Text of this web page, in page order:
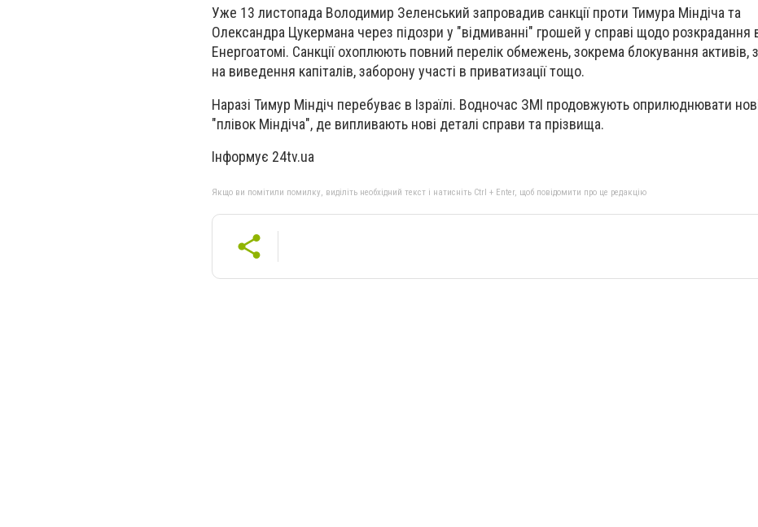
Уже 13 листопада Володимир Зеленський запровадив санкції проти Тимура Міндіча та
Олександра Цукермана через підозри у "відмиванні" грошей у справі щодо розкрадання
Енергоатомі. Санкції охоплюють повний перелік обмежень, зокрема блокування активів,
на виведення капіталів, заборону участі в приватизації тощо.
Наразі Тимур Міндіч перебуває в Ізраїлі. Водночас ЗМІ продовжують оприлюднювати
"плівок Міндіча", де випливають нові деталі справи та прізвища.
Інформує 24tv.ua
Якщо ви помітили помилку, виділіть необхідний текст і натисніть Ctrl + Enter, щоб повідомити про це редакцію